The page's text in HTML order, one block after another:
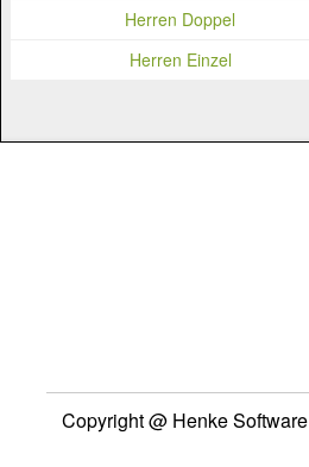
Herren Doppel
Herren Einzel
Copyright @ Henke Software